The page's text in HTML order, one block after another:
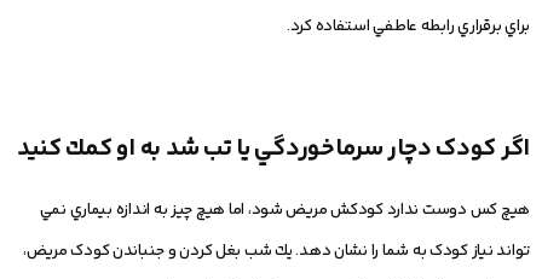
براي برقراري رابطه عاطفي استفاده كرد.
اگر کودک دچار سرماخوردگي يا تب شد به او كمك كنيد
هيچ كس دوست ندارد كودكش مريض شود، اما هيچ چيز به اندازه بيماري نمي
تواند نياز كودک به شما را نشان دهد. يك شب بغل كردن و جنباندن كودک مريض،